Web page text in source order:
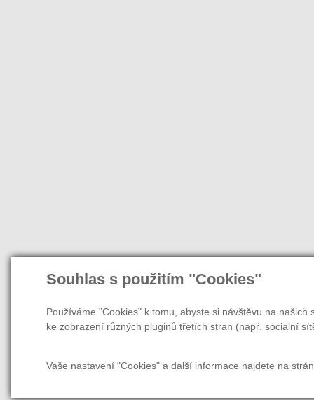
Souhlas s použitím "Cookies"
Používáme "Cookies" k tomu, abyste si návštěvu na
ke zobrazení různých pluginů třetích stran (např. socialní
Vaše nastavení "Cookies" a další informace najdete na